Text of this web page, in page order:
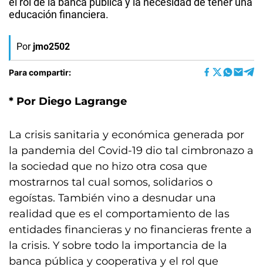
educación financiera.
Por jmo2502
Para compartir:
* Por Diego Lagrange
La crisis sanitaria y económica generada por
la pandemia del Covid-19 dio tal cimbronazo a
la sociedad que no hizo otra cosa que
mostrarnos tal cual somos, solidarios o
egoístas. También vino a desnudar una
realidad que es el comportamiento de las
entidades financieras y no financieras frente a
la crisis. Y sobre todo la importancia de la
banca pública y cooperativa y el rol que